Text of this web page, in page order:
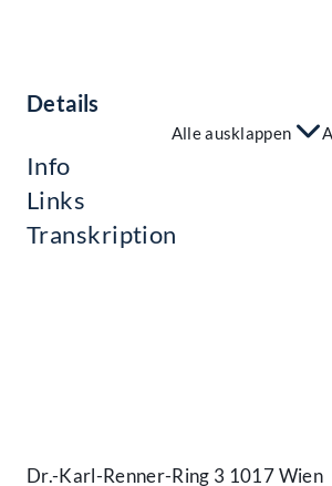
Details
Alle ausklappen
Info
Links
Transkription
Dr.-Karl-Renner-Ring 3 1017 Wien